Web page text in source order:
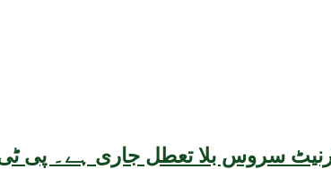
سروس بلا تعطل جاری ہے۔ پی